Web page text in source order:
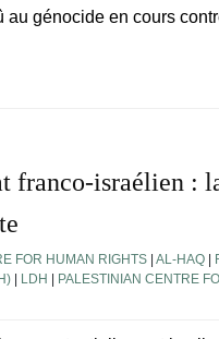
au génocide en cours
franco-israélien :
FOR HUMAN RIGHTS AL-HAQ
LDH
PALESTINIAN CENTRE